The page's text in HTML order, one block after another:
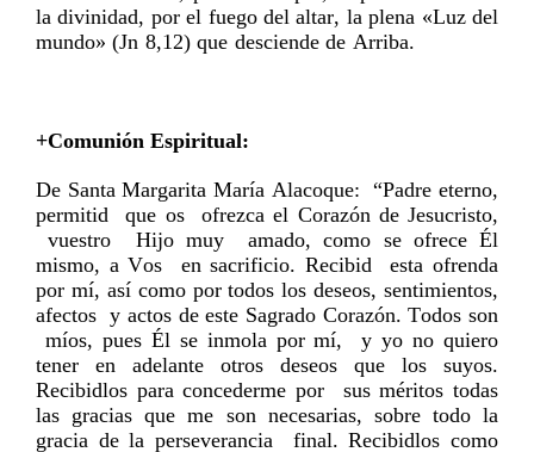
la divinidad, por el fuego del altar, la plena «Luz del
mundo» (Jn 8,12) que desciende de Arriba.
+Comunión Espiritual:
De Santa Margarita María Alacoque: “Padre eterno,
permitid que os ofrezca el Corazón de Jesucristo,
vuestro Hijo muy amado, como se ofrece Él
mismo, a Vos en sacrificio. Recibid esta ofrenda
por mí, así como por todos los deseos, sentimientos,
afectos y actos de este Sagrado Corazón. Todos son
míos, pues Él se inmola por mí, y yo no quiero
tener en adelante otros deseos que los suyos.
Recibidlos para concederme por sus méritos todas
las gracias que me son necesarias, sobre todo la
gracia de la perseverancia final. Recibidlos como